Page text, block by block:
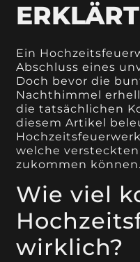
Ein
Abschluss eines
Doch bevor die
Nachthimmel
die tatsächlichen
diesem Artikel
welche versteckten
zukommen können.
Wie viel
wirklich?